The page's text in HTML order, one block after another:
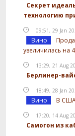
Секрет
технологию
09:51, 29 Jan
Вино
увеличилась на
13:29, 21 Aug
Берлинер-
18:49, 28 Jan
Вино В США
17:20, 14 Aug
Самогон из